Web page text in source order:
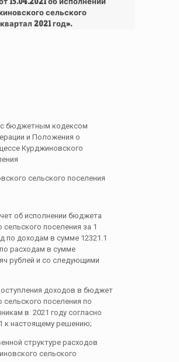
сельского
2021 год».
с бюджетным кодексом
и Положения о
Курджиновского
сельского поселения
об исполнении бюджета
поселения за 1
по доходам в сумме 12321.1
расходам в сумме
рублей и со следующими
доходов в бюджет
поселения по
в 2021 году согласно
настоящему решению;
структуре расходов
сельского